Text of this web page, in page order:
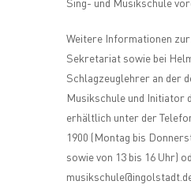
Sing- und Musikschule
Weitere Informationen zur
Sekretariat sowie bei
Schlagzeuglehrer an der
Musikschule und Initiator
erhältlich unter der
1900 (Montag bis
sowie von 13 bis 16 Uhr)